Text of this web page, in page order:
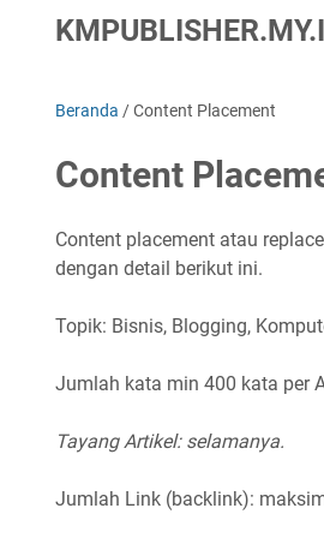
Beranda /Content Placement
Content
Content placement atau
dengan detail berikut ini.
Topik: Bisnis, Blogging,
Jumlah kata min 400 kata per
Tayang Artikel: selamanya.
Jumlah Link (backlink):